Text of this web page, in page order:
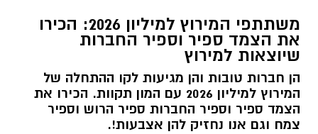
משתתפי המירוץ למיליון 2026: הכירו
את הצמד ספיר וספיר החברות
שיוצאות למירוץ
הן חברות טובות והן מגיעות לקו ההתחלה של
המירוץ למיליון 2026 עם המון תקוות. הכירו את
הצמד ספיר וספיר החברות ספיר הרוש וספיר
צמח וגם אנו נחזיק להן אצבעות!.